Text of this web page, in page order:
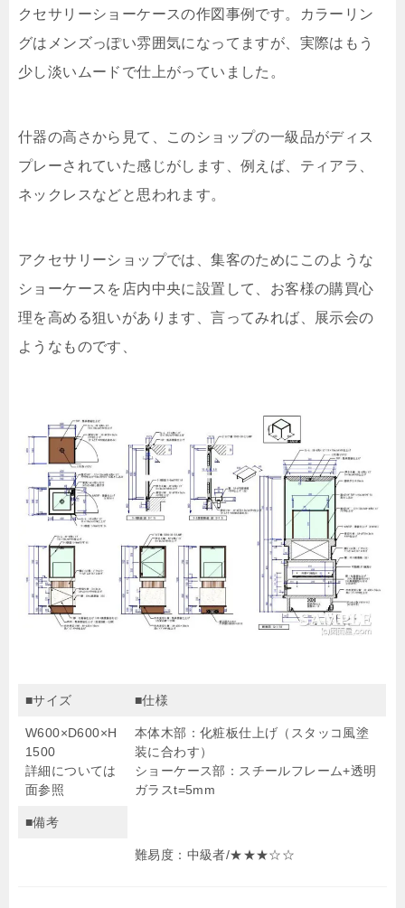
クセサリーショーケースの作図事例です。カラーリン
グはメンズっぽい雰囲気になってますが、実際はもう
少し淡いムードで仕上がっていました。
什器の高さから見て、このショップの一級品がディス
プレーされていた感じがします、例えば、ティアラ、
ネックレスなどと思われます。
アクセサリーショップでは、集客のためにこのような
ショーケースを店内中央に設置して、お客様の購買心
理を高める狙いがあります、言ってみれば、展示会の
ようなものです、
■サイズ ■仕様
W600×D600×H
1500
詳細については
面参照
本体木部：化粧板仕上げ（スタッコ風塗
装に合わす）
ショーケース部：スチールフレーム+透明
ガラスt=5mm
■備考
難易度：中級者/★★★☆☆